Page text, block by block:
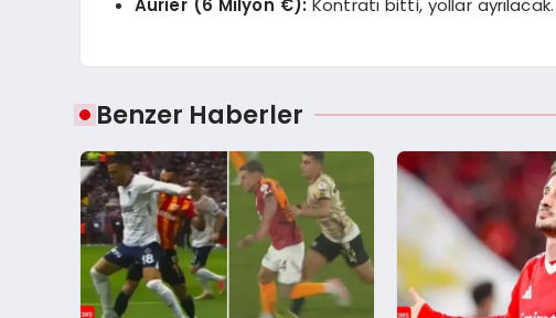
Aurier (6 Milyon €): Kontratı bitti, yollar ayrılacak.
Benzer Haberler